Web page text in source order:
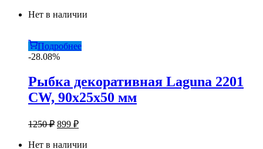
Нет в наличии
Подробнее
-28.08%
Рыбка декоративная Laguna 2201
CW, 90х25х50 мм
1250₽ Первоначальная
составляла
899 ₽Текущая
899 ₽.
Нет в наличии